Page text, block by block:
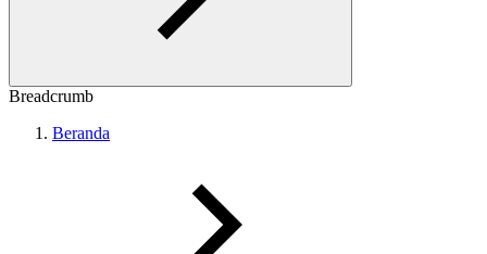
Breadcrumb
Beranda